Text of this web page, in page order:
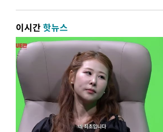
이시간핫뉴스